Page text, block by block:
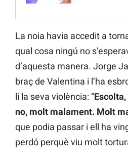
La noia havia accedit a
qual cosa ningú no
d’aquesta manera. Jorge
braç de Valentina i l’ha
li la seva violència: “
no, molt malament. Molt
que podia passar i ell ha
perdó perquè viu molt